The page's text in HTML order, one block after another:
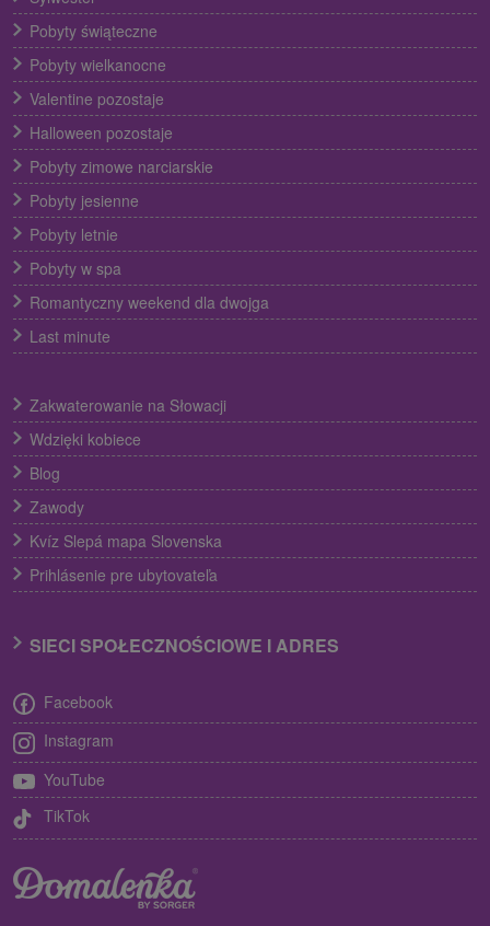
Pobyty świąteczne
Pobyty wielkanocne
Valentine pozostaje
Halloween pozostaje
Pobyty zimowe narciarskie
Pobyty jesienne
Pobyty letnie
Pobyty w spa
Romantyczny weekend dla dwojga
Last minute
Zakwaterowanie na Słowacji
Wdzięki kobiece
Blog
Zawody
Kvíz Slepá mapa Slovenska
Prihlásenie pre ubytovateľa
SIECI SPOŁECZNOŚCIOWE I ADRES
Facebook
Instagram
YouTube
TikTok